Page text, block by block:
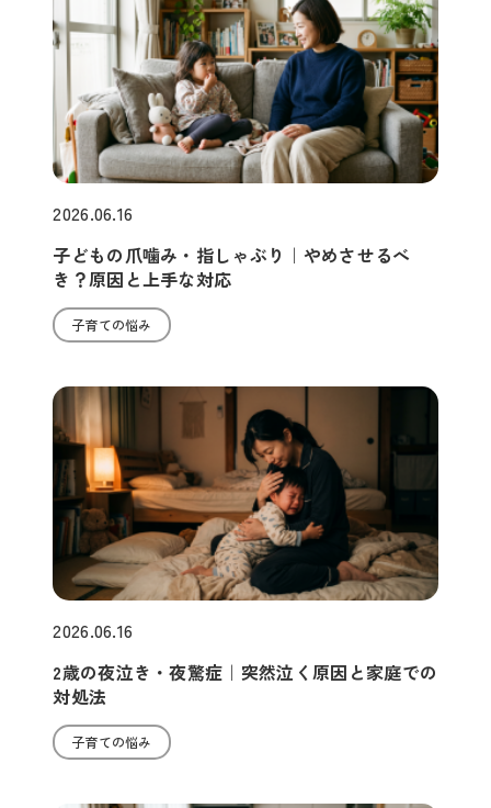
2026.06.16
子どもの爪噛み・指しゃぶり｜やめさせるべ
き？原因と上手な対応
子育ての悩み
2026.06.16
2歳の夜泣き・夜驚症｜突然泣く原因と家庭での
対処法
子育ての悩み